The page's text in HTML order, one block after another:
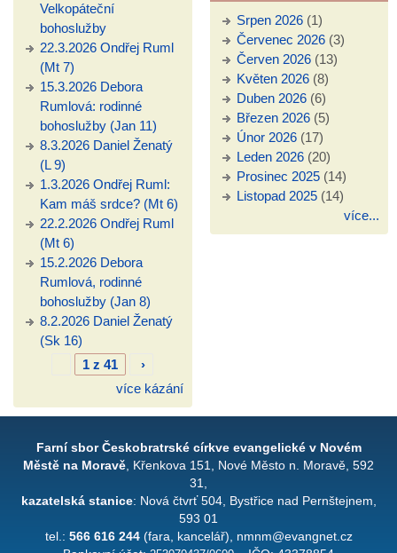
Velkopáteční
bohoslužby
22.3.2026 Ondřej Ruml
(Mt 7)
15.3.2026 Debora
Rumlová: rodinné
bohoslužby (Jan 11)
8.3.2026 Daniel Ženatý
(L 9)
1.3.2026 Ondřej Ruml:
Kam máš srdce? (Mt 6)
22.2.2026 Ondřej Ruml
(Mt 6)
15.2.2026 Debora
Rumlová, rodinné
bohoslužby (Jan 8)
8.2.2026 Daniel Ženatý
(Sk 16)
1 z 41
›
více kázání
Srpen 2026(1)
Červenec 2026(3)
Červen 2026(13)
Květen 2026(8)
Duben 2026(6)
Březen 2026(5)
Únor 2026(17)
Leden 2026(20)
Prosinec 2025(14)
Listopad 2025(14)
více...
Farní sbor Českobratrské církve evangelické v Novém
Městě na Moravě , Křenkova 151, Nové Město n. Moravě, 592
31,
kazatelská stanice: Nová čtvrť 504, Bystřice nad Pernštejnem,
593 01
tel.: 566 616 244(fara, kancelář), nmnm@evangnet.cz